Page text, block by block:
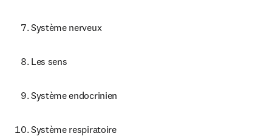
Système nerveux
Les sens
Système endocrinien
Système respiratoire